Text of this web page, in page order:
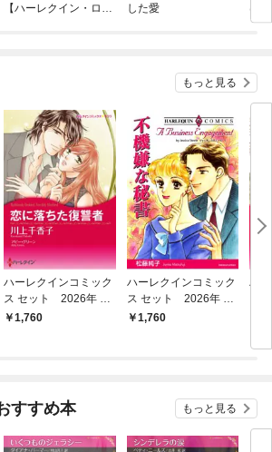
【ハーレクイン・ロマ
した愛
は
もっと見る
ハーレクインコミック
ス セット 2026年 vo
l.927
1,760
ハーレクインコミック
ス セット 2026年 vo
l.917
1,760
ハ
すすめ本 もっと見る